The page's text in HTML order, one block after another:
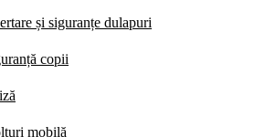
și siguranțe dulapuri
copii
mobilă